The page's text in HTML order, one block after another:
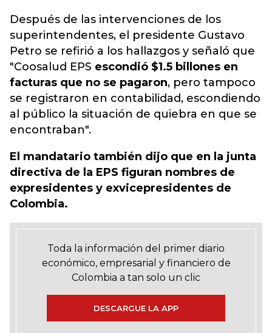
Después de las intervenciones de los
superintendentes, el presidente Gustavo
Petro se refirió a los hallazgos y señaló que
"Coosalud EPS escondió $1.5 billones en
facturas que no se pagaron, pero tampoco
se registraron en contabilidad, escondiendo
al público la situación de quiebra en que se
encontraban".
El mandatario también dijo que en la junta
directiva de la EPS figuran nombres de
expresidentes y exvicepresidentes de
Colombia.
Toda la información del primer diario
económico, empresarial y financiero de
Colombia a tan solo un clic
DESCARGUE LA APP